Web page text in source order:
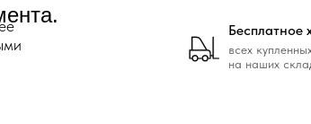
всех
на наших
Бесплатное